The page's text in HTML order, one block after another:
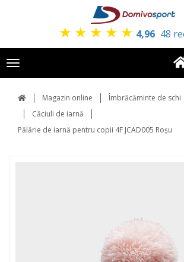
★ ★ ★ ★ ★ 4,96 48
Toggle
navigation
Magazin online Îmbrăcăminte de schi
Căciuli de iarnă
Pălărie de iarnă pentru copii 4F JCAD005 Roșu